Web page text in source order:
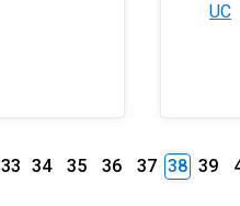
UC
33 34 35 36 37 38 39